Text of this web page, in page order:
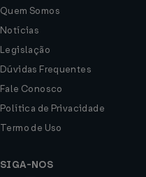
Quem Somos
Notícias
Legislação
Dúvidas Frequentes
Fale Conosco
Política de Privacidade
Termo de Uso
SIGA-NOS